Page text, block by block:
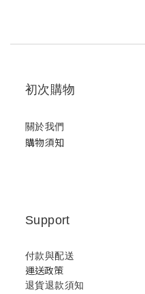
初次購物
關於我們
購物須知
Support
付款與配送
運送政策
退貨退款須知